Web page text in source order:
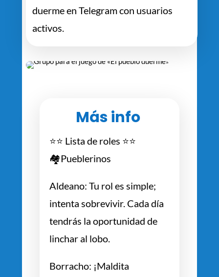
duerme en Telegram con usuarios
activos.
Más info
⭐️⭐️ Lista de roles ⭐️⭐️
🏘️Pueblerinos
Aldeano: Tu rol es simple;
intenta sobrevivir. Cada día
tendrás la oportunidad de
linchar al lobo.
Borracho: ¡Maldita